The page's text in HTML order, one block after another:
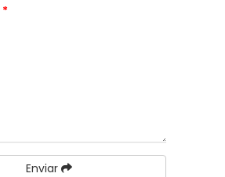
*
Enviar